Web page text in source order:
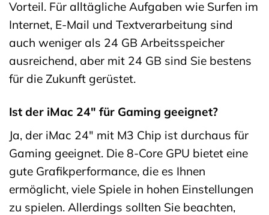
Vorteil. Für alltägliche Aufgaben wie Surfen im
Internet, E-Mail und Textverarbeitung sind
auch weniger als 24 GB Arbeitsspeicher
ausreichend, aber mit 24 GB sind Sie bestens
für die Zukunft gerüstet.
Ist der iMac 24″ für Gaming geeignet?
Ja, der iMac 24″ mit M3 Chip ist durchaus für
Gaming geeignet. Die 8-Core GPU bietet eine
gute Grafikperformance, die es Ihnen
ermöglicht, viele Spiele in hohen Einstellungen
zu spielen. Allerdings sollten Sie beachten,